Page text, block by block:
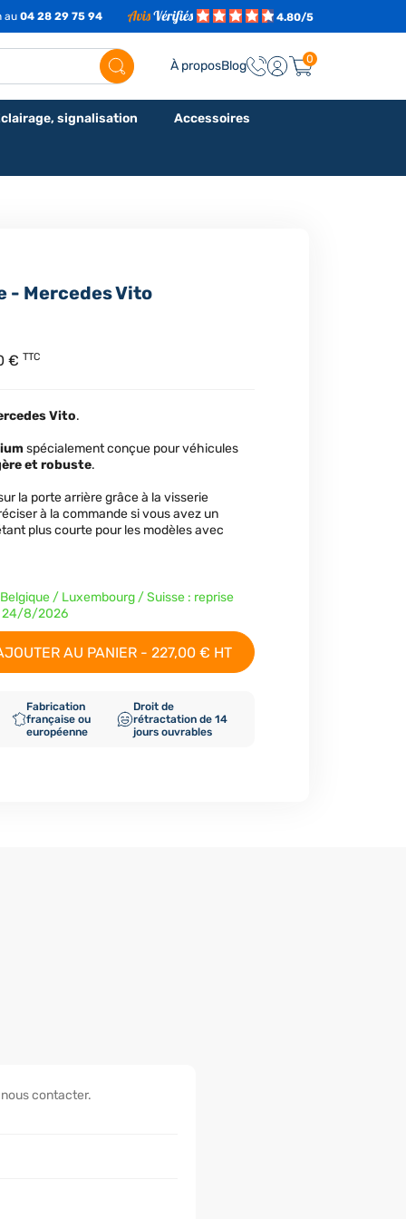
au 04 28 29 75 94 4.80/5
À proposBlog 0
signalisation Accessoires
- Mercedes Vito
€ TTC
Vito.
spécialement conçue pour véhicules
et robuste.
la porte arrière grâce à la visserie
à la commande si vous avez un
plus courte pour les modèles avec
/ Luxembourg / Suisse : reprise
24/8/2026
AU PANIER - 227,00 € HT
Fabrication
française ou
européenne
Droit de
rétractation de 14
jours ouvrables
contacter.